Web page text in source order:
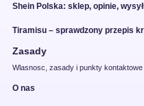
Shein Polska: sklep, opinie,
Tiramisu – sprawdzony przepis
Zasady
Wlasnosc, zasady i punkty kontaktowe
O nas